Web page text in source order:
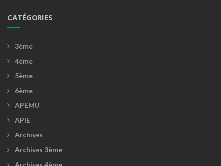
CATÉGORIES
3ème
4ème
5ème
6ème
APEMU
APIE
Archives
Archives 3ème
Archives 4ème